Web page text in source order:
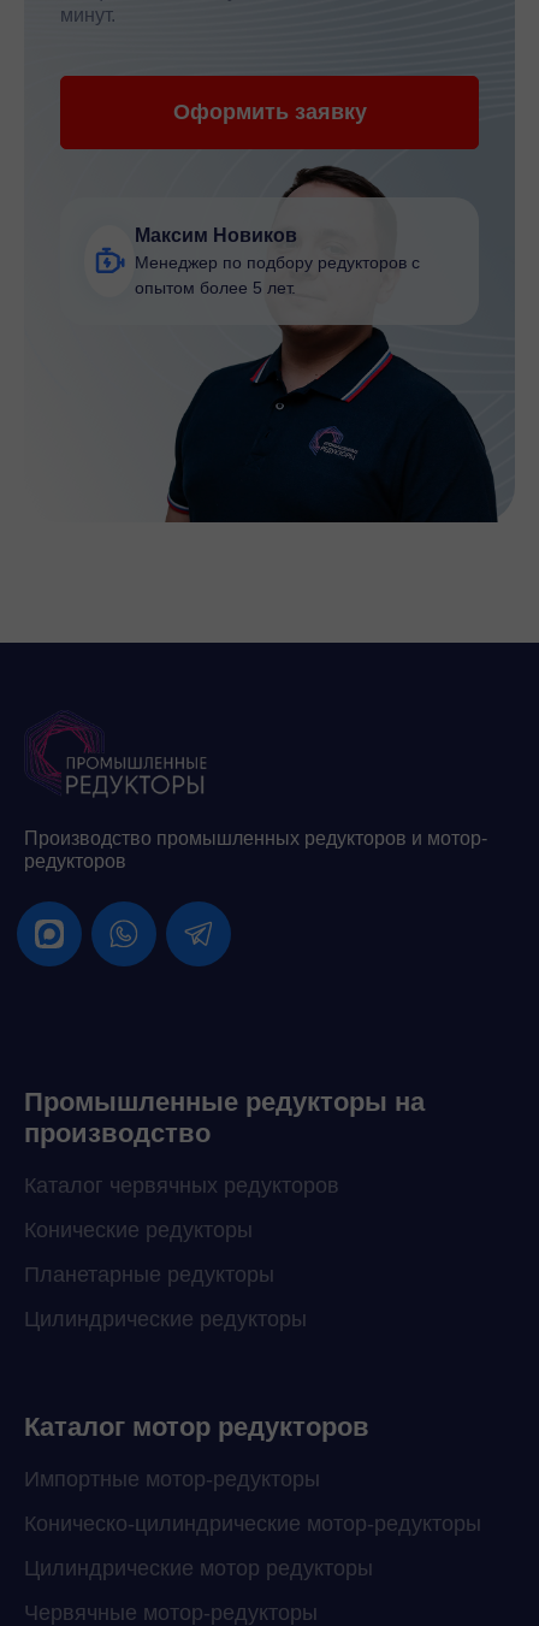
минут.
Оформить заявку
Максим Новиков
Менеджер по подбору редукторов с
опытом более 5 лет.
Производство промышленных редукторов и мотор-
редукторов
Промышленные редукторы на
производство
Каталог червячных редукторов
Конические редукторы
Планетарные редукторы
Цилиндрические редукторы
Каталог мотор редукторов
Импортные мотор-редукторы
Коническо-цилиндрические мотор-редукторы
Цилиндрические мотор редукторы
Червячные мотор-редукторы